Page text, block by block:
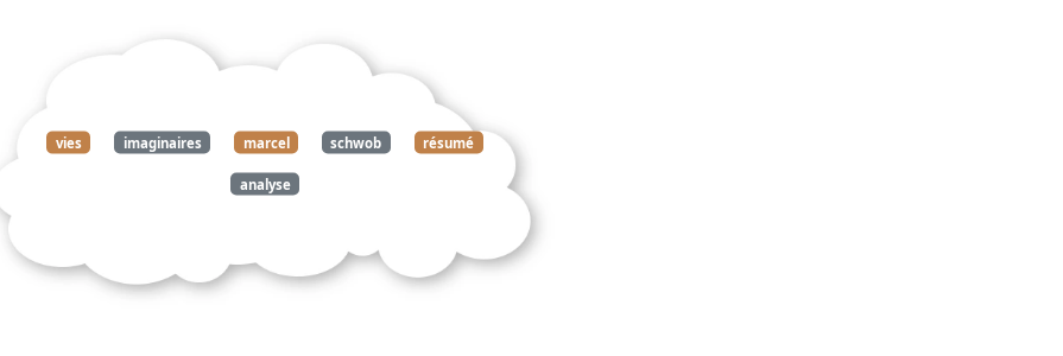
Télécharger
gratuitement ce
document
vies imaginaires marcel schwob résumé
analyse